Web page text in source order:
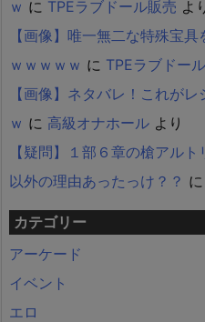
ｗ に TPEラブドール販売 よ
【画像】唯一無二な特殊宝
ｗｗｗｗｗ に TPEラブドール
【画像】ネタバレ！これが
ｗ に 高級オナホール より
【疑問】１部６章の槍アル
以外の理由あったっけ？？ に
カテゴリー
アーケード
イベント
エロ